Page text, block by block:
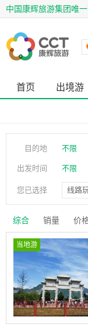
中国康辉旅游集团唯
首页 出境游
目的地 不限
出发时间 不限
您已选择 线路
综合 销量 价
当地游